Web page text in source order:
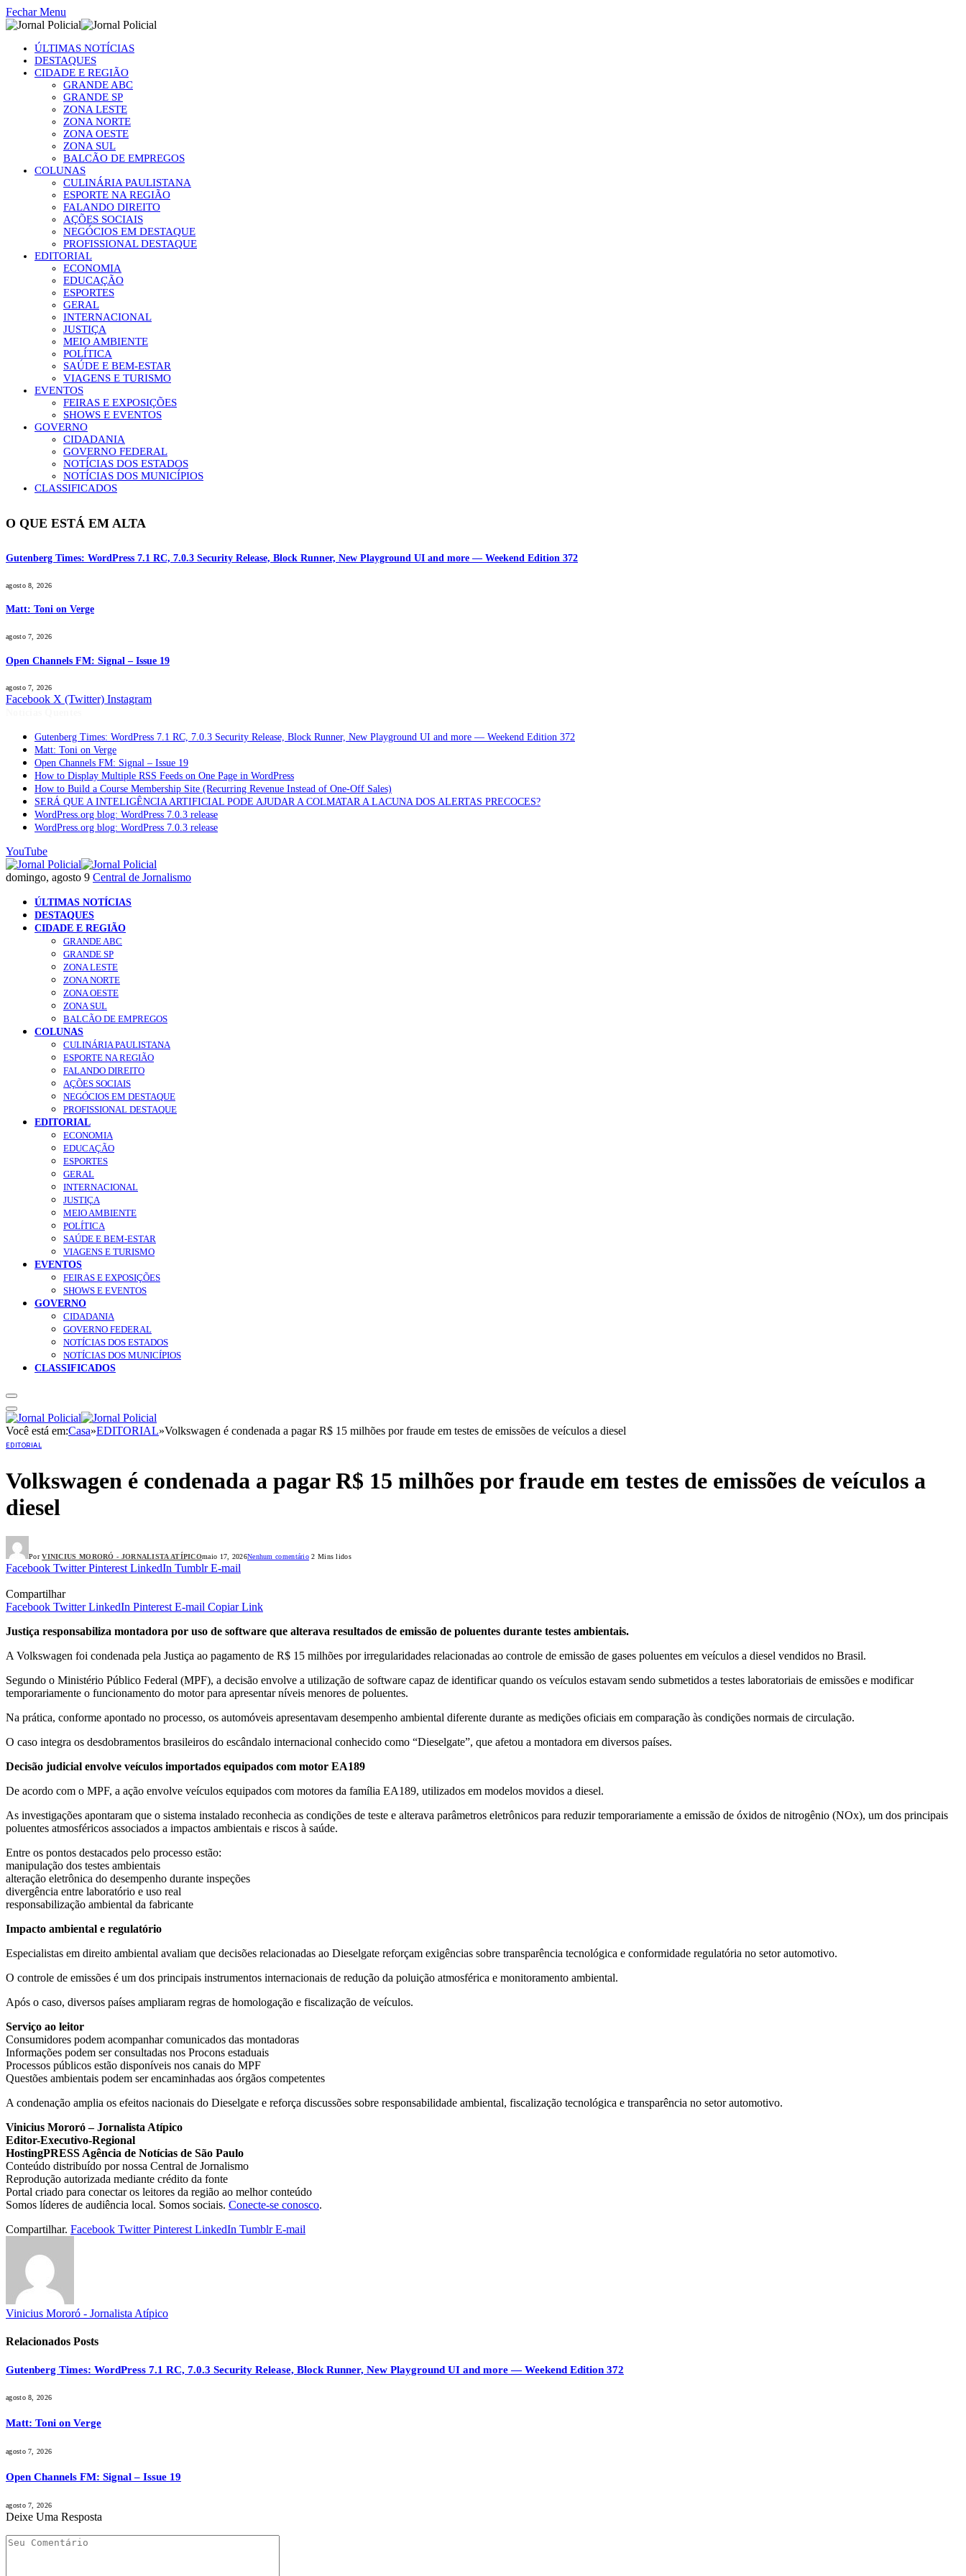
Fechar Menu
ÚLTIMAS NOTÍCIAS
DESTAQUES
CIDADE E REGIÃO
GRANDE ABC
GRANDE SP
ZONA LESTE
ZONA NORTE
ZONA OESTE
ZONA SUL
BALCÃO DE EMPREGOS
COLUNAS
CULINÁRIA PAULISTANA
ESPORTE NA REGIÃO
FALANDO DIREITO
AÇÕES SOCIAIS
NEGÓCIOS EM DESTAQUE
PROFISSIONAL DESTAQUE
EDITORIAL
ECONOMIA
EDUCAÇÃO
ESPORTES
GERAL
INTERNACIONAL
JUSTIÇA
MEIO AMBIENTE
POLÍTICA
SAÚDE E BEM-ESTAR
VIAGENS E TURISMO
EVENTOS
FEIRAS E EXPOSIÇÕES
SHOWS E EVENTOS
GOVERNO
CIDADANIA
GOVERNO FEDERAL
NOTÍCIAS DOS ESTADOS
NOTÍCIAS DOS MUNICÍPIOS
CLASSIFICADOS
O QUE ESTÁ EM ALTA
Gutenberg Times: WordPress 7.1 RC, 7.0.3 Security Release, Block Runner, New Playground UI and more — Weekend Edition 372
agosto 8, 2026
Matt: Toni on Verge
agosto 7, 2026
Open Channels FM: Signal – Issue 19
agosto 7, 2026
Facebook X (Twitter) Instagram
Gutenberg Times: WordPress 7.1 RC, 7.0.3 Security Release, Block Runner, New Playground UI and more — Weekend Edition 372
Matt: Toni on Verge
Open Channels FM: Signal – Issue 19
How to Display Multiple RSS Feeds on One Page in WordPress
How to Build a Course Membership Site (Recurring Revenue Instead of One-Off Sales)
SERÁ QUE A INTELIGÊNCIA ARTIFICIAL PODE AJUDAR A COLMATAR A LACUNA DOS ALERTAS PRECOCES?
WordPress.org blog: WordPress 7.0.3 release
WordPress.org blog: WordPress 7.0.3 release
YouTube
domingo, agosto 9 Central de Jornalismo
ÚLTIMAS NOTÍCIAS
DESTAQUES
CIDADE E REGIÃO
GRANDE ABC
GRANDE SP
ZONA LESTE
ZONA NORTE
ZONA OESTE
ZONA SUL
BALCÃO DE EMPREGOS
COLUNAS
CULINÁRIA PAULISTANA
ESPORTE NA REGIÃO
FALANDO DIREITO
AÇÕES SOCIAIS
NEGÓCIOS EM DESTAQUE
PROFISSIONAL DESTAQUE
EDITORIAL
ECONOMIA
EDUCAÇÃO
ESPORTES
GERAL
INTERNACIONAL
JUSTIÇA
MEIO AMBIENTE
POLÍTICA
SAÚDE E BEM-ESTAR
VIAGENS E TURISMO
EVENTOS
FEIRAS E EXPOSIÇÕES
SHOWS E EVENTOS
GOVERNO
CIDADANIA
GOVERNO FEDERAL
NOTÍCIAS DOS ESTADOS
NOTÍCIAS DOS MUNICÍPIOS
CLASSIFICADOS
Você está em:Casa»EDITORIAL»Volkswagen é condenada a pagar R$ 15 milhões por fraude em testes de emissões de veículos a diesel
EDITORIAL
Volkswagen é condenada a pagar R$ 15 milhões por fraude em testes de emissões de veículos a
diesel
Por VINICIUS MORORÓ - JORNALISTA ATÍPICOmaio 17, 2026Nenhum comentário 2 Mins lidos
Facebook Twitter Pinterest LinkedIn Tumblr E-mail
Compartilhar
Facebook Twitter LinkedIn Pinterest E-mail Copiar Link
Justiça responsabiliza montadora por uso de software que alterava resultados de emissão de poluentes durante testes ambientais.
A Volkswagen foi condenada pela Justiça ao pagamento de R$ 15 milhões por irregularidades relacionadas ao controle de emissão de gases poluentes em veículos a diesel vendidos no Brasil.
Segundo o Ministério Público Federal (MPF), a decisão envolve a utilização de software capaz de identificar quando os veículos estavam sendo submetidos a testes laboratoriais de emissões e modificar
temporariamente o funcionamento do motor para apresentar níveis menores de poluentes.
Na prática, conforme apontado no processo, os automóveis apresentavam desempenho ambiental diferente durante as medições oficiais em comparação às condições normais de circulação.
O caso integra os desdobramentos brasileiros do escândalo internacional conhecido como “Dieselgate”, que afetou a montadora em diversos países.
Decisão judicial envolve veículos importados equipados com motor EA189
De acordo com o MPF, a ação envolve veículos equipados com motores da família EA189, utilizados em modelos movidos a diesel.
As investigações apontaram que o sistema instalado reconhecia as condições de teste e alterava parâmetros eletrônicos para reduzir temporariamente a emissão de óxidos de nitrogênio (NOx), um dos principais
poluentes atmosféricos associados a impactos ambientais e riscos à saúde.
Entre os pontos destacados pelo processo estão:
manipulação dos testes ambientais
alteração eletrônica do desempenho durante inspeções
divergência entre laboratório e uso real
responsabilização ambiental da fabricante
Impacto ambiental e regulatório
Especialistas em direito ambiental avaliam que decisões relacionadas ao Dieselgate reforçam exigências sobre transparência tecnológica e conformidade regulatória no setor automotivo.
O controle de emissões é um dos principais instrumentos internacionais de redução da poluição atmosférica e monitoramento ambiental.
Após o caso, diversos países ampliaram regras de homologação e fiscalização de veículos.
Serviço ao leitor
Consumidores podem acompanhar comunicados das montadoras
Informações podem ser consultadas nos Procons estaduais
Processos públicos estão disponíveis nos canais do MPF
Questões ambientais podem ser encaminhadas aos órgãos competentes
A condenação amplia os efeitos nacionais do Dieselgate e reforça discussões sobre responsabilidade ambiental, fiscalização tecnológica e transparência no setor automotivo.
Vinicius Mororó – Jornalista Atípico
Editor-Executivo-Regional
HostingPRESS Agência de Notícias de São Paulo
Conteúdo distribuído por nossa Central de Jornalismo
Reprodução autorizada mediante crédito da fonte
Portal criado para conectar os leitores da região ao melhor conteúdo
Somos líderes de audiência local. Somos sociais. Conecte-se conosco.
Compartilhar. Facebook Twitter Pinterest LinkedIn Tumblr E-mail
Vinicius Mororó - Jornalista Atípico
Relacionados Posts
Gutenberg Times: WordPress 7.1 RC, 7.0.3 Security Release, Block Runner, New Playground UI and more — Weekend Edition 372
agosto 8, 2026
Matt: Toni on Verge
agosto 7, 2026
Open Channels FM: Signal – Issue 19
agosto 7, 2026
Deixe Uma Resposta